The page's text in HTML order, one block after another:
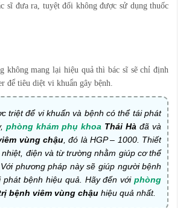
sĩ đưa ra, tuyệt đối không được sử dụng thuốc
không mang lại hiệu quả thì bác sĩ sẽ chỉ định
để tiêu diệt vi khuẩn gây bệnh.
triệt để vi khuẩn và bệnh có thể tái phát
phòng khám phụ khoa Thái Hà đã và
vùng chậu , đó là HGP – 1000. Thiết
điện và từ trường nhằm giúp cơ thể
phương pháp này sẽ giúp người bệnh
bệnh hiệu quả. Hãy đến vớiphòng
bệnh viêm vùng chậu hiệu quả nhất.